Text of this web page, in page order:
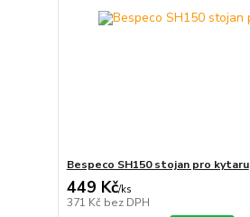
Bespeco SH150 stojan pro kytaru
449 Kč/ks
371 Kč bez DPH